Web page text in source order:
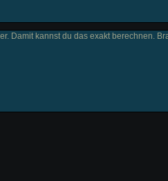
Damit kannst du das exakt berechnen.